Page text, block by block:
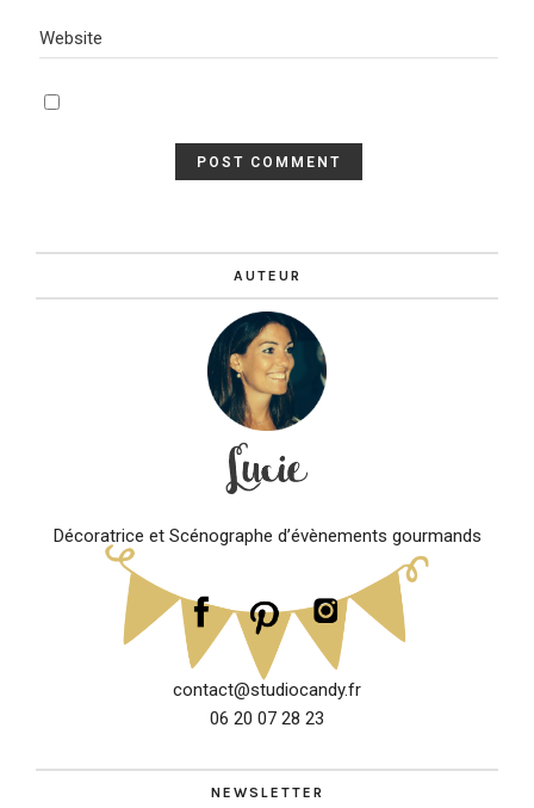
AUTEUR
Décoratrice et Scénographe d’évènements gourmands
contact@studiocandy.fr
06 20 07 28 23
NEWSLETTER